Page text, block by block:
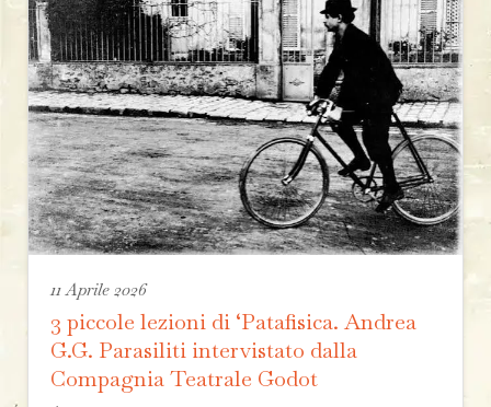
11 Aprile 2026
3 piccole lezioni di ‘Patafisica. Andrea
G.G. Parasiliti intervistato dalla
Compagnia Teatrale Godot